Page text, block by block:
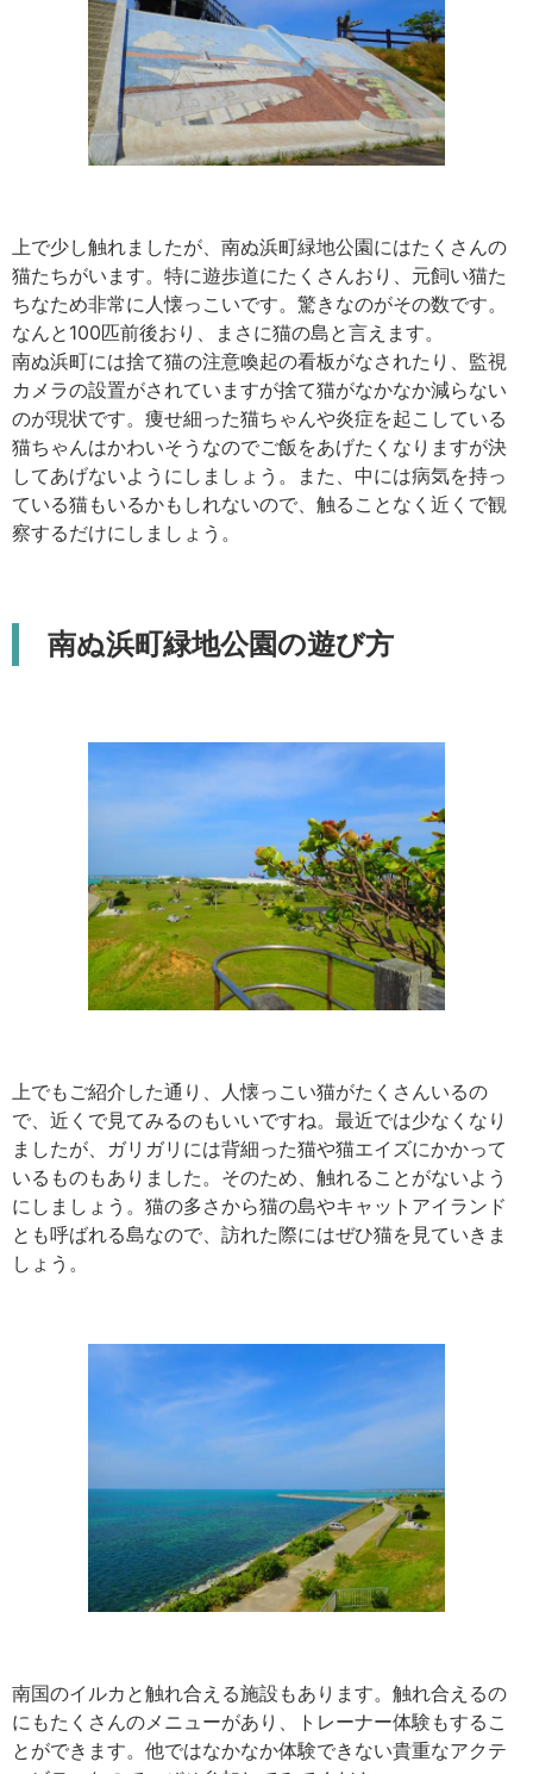
上で少し触れましたが、南ぬ浜町緑地公園にはたくさんの
猫たちがいます。特に遊歩道にたくさんおり、元飼い猫た
ちなため非常に人懐っこいです。驚きなのがその数です。
なんと100匹前後おり、まさに猫の島と言えます。
南ぬ浜町には捨て猫の注意喚起の看板がなされたり、監視
カメラの設置がされていますが捨て猫がなかなか減らない
のが現状です。痩せ細った猫ちゃんや炎症を起こしている
猫ちゃんはかわいそうなのでご飯をあげたくなりますが決
してあげないようにしましょう。また、中には病気を持っ
ている猫もいるかもしれないので、触ることなく近くで観
察するだけにしましょう。
南ぬ浜町緑地公園の遊び方
上でもご紹介した通り、人懐っこい猫がたくさんいるの
で、近くで見てみるのもいいですね。最近では少なくなり
ましたが、ガリガリには背細った猫や猫エイズにかかって
いるものもありました。そのため、触れることがないよう
にしましょう。猫の多さから猫の島やキャットアイランド
とも呼ばれる島なので、訪れた際にはぜひ猫を見ていきま
しょう。
南国のイルカと触れ合える施設もあります。触れ合えるの
にもたくさんのメニューがあり、トレーナー体験もするこ
とができます。他ではなかなか体験できない貴重なアクテ